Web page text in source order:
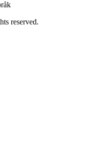
reserved.